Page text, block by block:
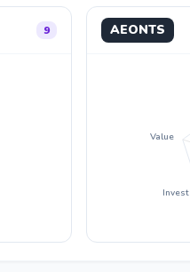
9 AEONTS
Invest
Value